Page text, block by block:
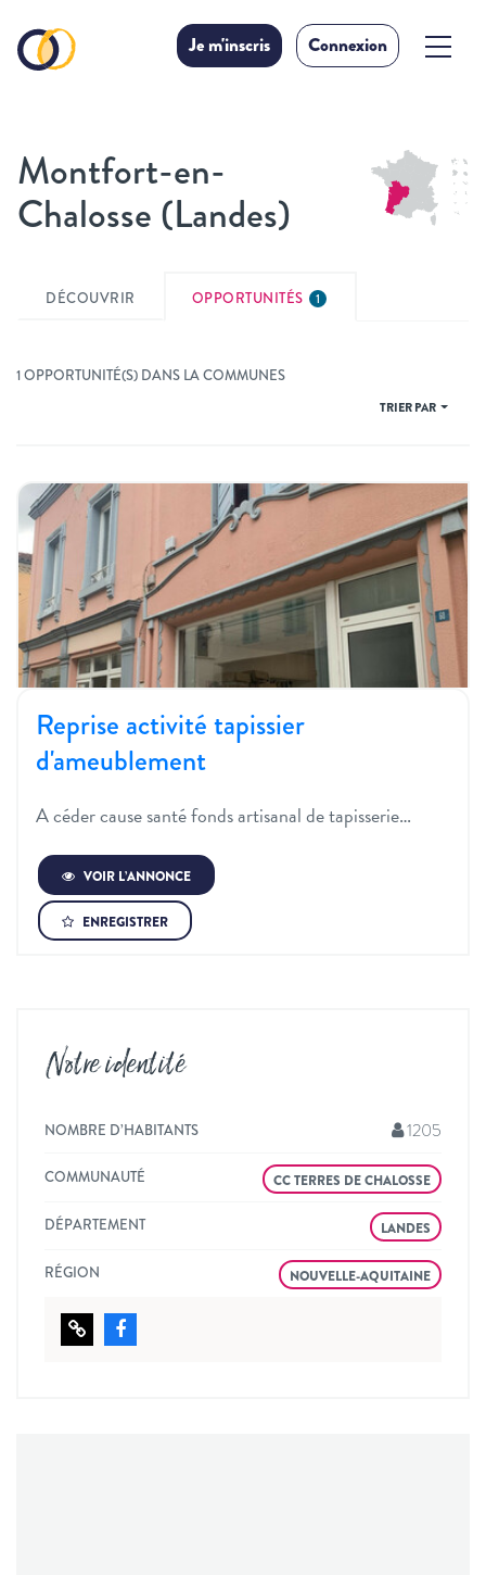
Je m'inscris Connexion
Montfort-en-
Chalosse (Landes)
DÉCOUVRIR OPPORTUNITÉS 1
1 OPPORTUNITÉ(S) DANS LA COMMUNES
TRIER PAR
Reprise activité tapissier
d'ameublement
A céder cause santé fonds artisanal de tapisserie…
VOIR L’ANNONCE
ENREGISTRER
Notre identité
NOMBRE D’HABITANTS 1205
COMMUNAUTÉ CC TERRES DE CHALOSSE
DÉPARTEMENT LANDES
RÉGION NOUVELLE-AQUITAINE